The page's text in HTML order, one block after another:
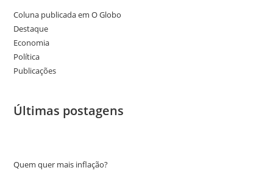
Coluna publicada em O Globo
Destaque
Economia
Política
Publicações
Últimas postagens
Quem quer mais inflação?